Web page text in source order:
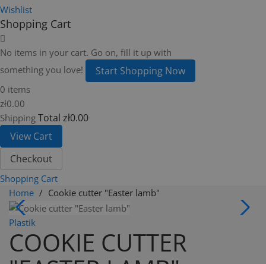
Wishlist
Shopping Cart
No items in your cart. Go on, fill it up with
something you love!
Start Shopping Now
0 items
zł0.00
Shipping Total zł0.00
View Cart
Checkout
Shopping Cart
Home
Cookie cutter "Easter lamb"
Plastik
COOKIE CUTTER